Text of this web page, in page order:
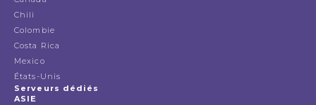
Chili
Colombie
Costa Rica
Mexico
États-Unis
Serveurs dédiés
ASIE